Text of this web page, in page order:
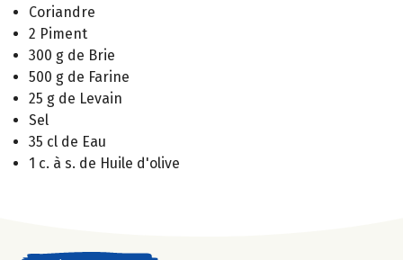
Coriandre
2 Piment
300 g de Brie
500 g de Farine
25 g de Levain
Sel
35 cl de Eau
1 c. à s. de Huile d'olive